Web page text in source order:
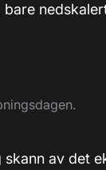
av det